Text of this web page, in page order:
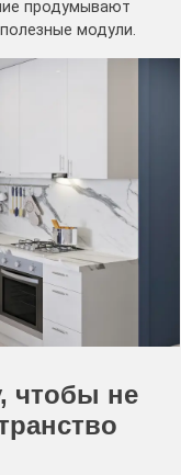
продумывают
модули.
чтобы не